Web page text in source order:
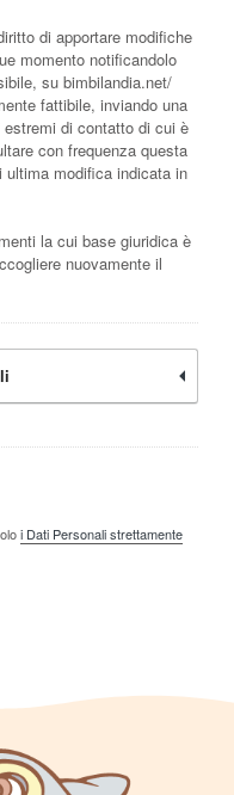
di apportare modifiche
momento notificandolo
su bimbilandia.net/
fattibile, inviando una
di contatto di cui è
con frequenza questa
ultima modifica indicata in
la cui base giuridica è
nuovamente il
i Dati Personali strettamente